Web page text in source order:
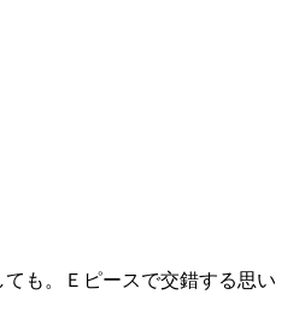
も。Ｅピースで交錯する思い